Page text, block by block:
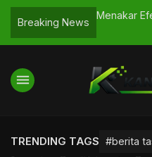
Breaking News
Cepat Aparat
Menakar
menu
TRENDING TAGS #berita